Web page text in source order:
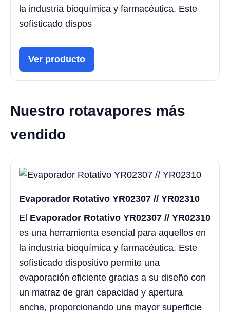
la industria bioquímica y farmacéutica. Este
sofisticado dispos
Ver producto
Nuestro rotavapores más
vendido
Evaporador Rotativo YR02307 // YR02310
El Evaporador Rotativo YR02307 // YR02310
es una herramienta esencial para aquellos en
la industria bioquímica y farmacéutica. Este
sofisticado dispositivo permite una
evaporación eficiente gracias a su diseño con
un matraz de gran capacidad y apertura
ancha, proporcionando una mayor superficie